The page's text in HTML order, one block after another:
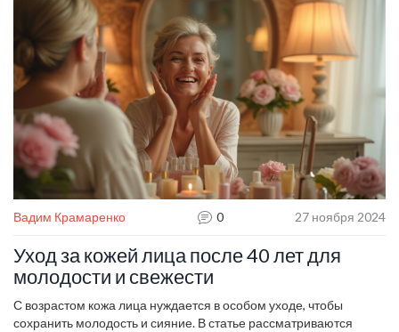
Вадим Крамаренко 0 27 ноября 2024
Уход за кожей лица после 40 лет для
молодости и свежести
С возрастом кожа лица нуждается в особом уходе, чтобы
сохранить молодость и сияние. В статье рассматриваются